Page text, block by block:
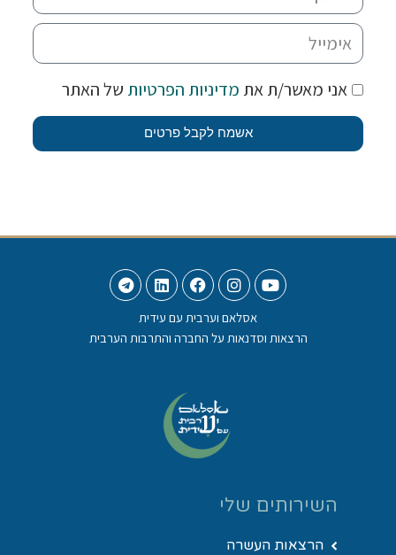
אני מאשר/ת את מדיניות הפרטיות של האתר
אשמח לקבל פרטים
אסלאם וערבית עם עידית
הרצאות וסדנאות על החברה והתרבות הערבית
השירותים שלי
הרצאות העשרה